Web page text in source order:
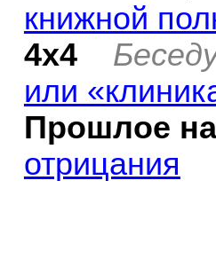
книжной
4х4
или
Прошлое
отрицания